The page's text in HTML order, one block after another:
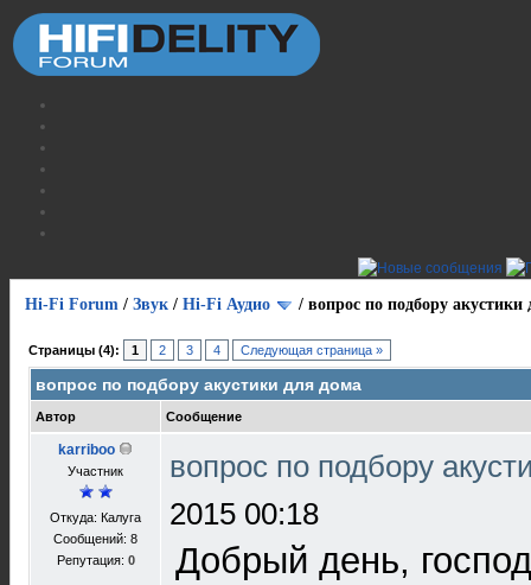
Hi-Fi Forum / Звук / Hi-Fi Аудио / вопрос по подбору акустики
Страницы (4): 1 2 3 4 Следующая страница »
вопрос по подбору акустики для дома
Автор Сообщение
karriboo
Участник
Откуда: Калуга
Сообщений: 8
Репутация: 0
вопрос по подбору
2015 00:18
Добрый день,